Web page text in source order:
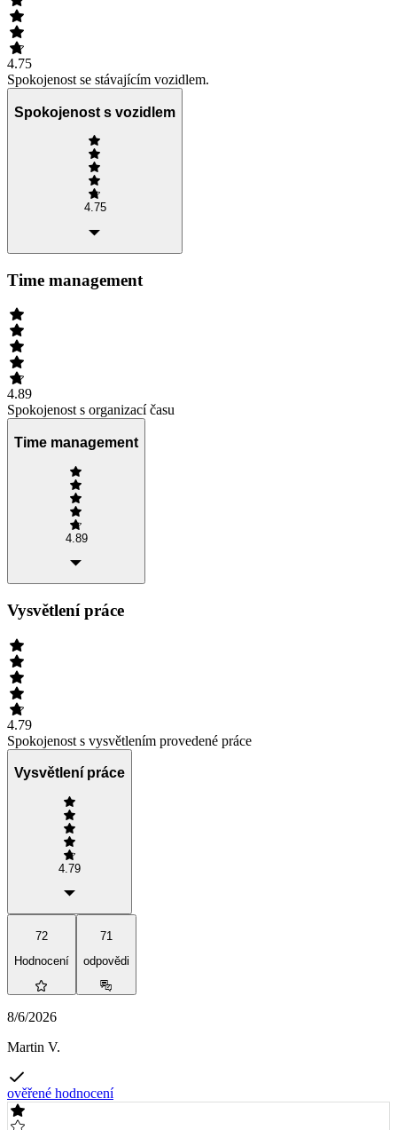
4.75
Spokojenost se stávajícím vozidlem.
Spokojenost s vozidlem
4.75
Time management
4.89
Spokojenost s organizací času
Time management
4.89
Vysvětlení práce
4.79
Spokojenost s vysvětlením provedené práce
Vysvětlení práce
4.79
72
Hodnocení
71
odpovědi
8/6/2026
Martin V.
ověřené hodnocení